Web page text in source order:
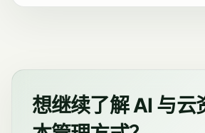
想继续了解 AI 与云